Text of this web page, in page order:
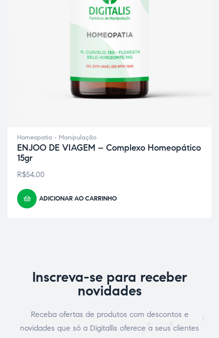
Homeopatia - Manipulação
ENJOO DE VIAGEM – Complexo Homeopático
15gr
R$54,00
ADICIONAR AO CARRINHO
Inscreva-se para receber
novidades
Receba ofertas de produtos com descontos e
novidades que só a Digitallis oferece a seus clientes